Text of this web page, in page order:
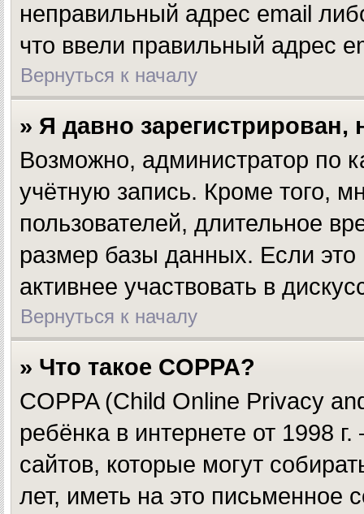
неправильный адрес email
что ввели правильный адрес
Вернуться к началу
» Я давно
Возможно, администратор по
учётную запись. Кроме того,
пользователей, длительное
размер базы данных. Если это
активнее участвовать в
Вернуться к началу
» Что такое COPPA?
COPPA (Child Online Privacy
ребёнка в интернете от 1998
сайтов, которые могут
лет, иметь на это письменное